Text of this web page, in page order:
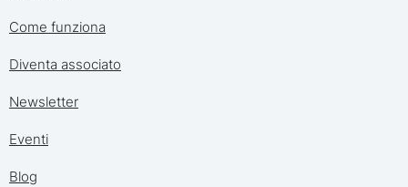
Come funziona
Diventa associato
Newsletter
Eventi
Blog